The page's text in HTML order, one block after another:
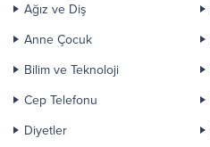
Ağız ve Diş
Anne Çocuk
Bilim ve Teknoloji
Cep Telefonu
Diyetler